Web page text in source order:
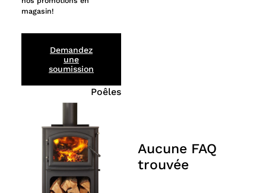
Poêles
magasin!
Demandez
une
soumission
Aucune FAQ
trouvée